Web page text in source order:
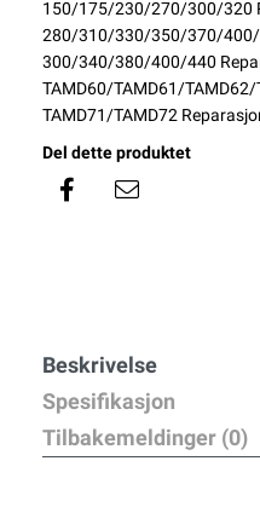
150/175/230/270/300/320
280/310/330/350/370/400/
300/340/380/400/440
TAMD60/TAMD61/
TAMD71/TAMD72
Del dette produktet
Beskrivelse
Spesifikasjon
Tilbakemeldinger (0)